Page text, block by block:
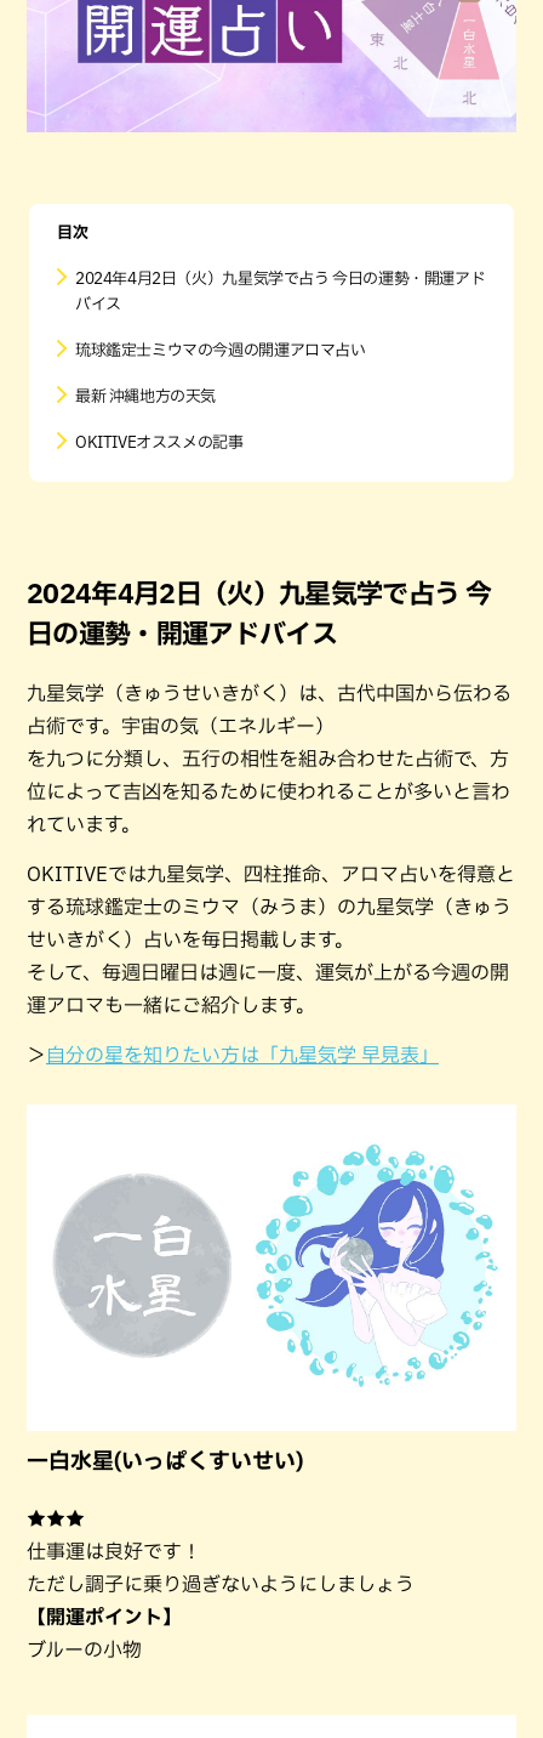
目次
2024年4月2日（火）九星気学で占う 今日の運勢・開運アド
バイス
琉球鑑定士ミウマの今週の開運アロマ占い
最新 沖縄地方の天気
OKITIVEオススメの記事
2024年4月2日（火）九星気学で占う 今
日の運勢・開運アドバイス
九星気学（きゅうせいきがく）は、古代中国から伝わる
占術です。宇宙の気（エネルギー）
を九つに分類し、五行の相性を組み合わせた占術で、方
位によって吉凶を知るために使われることが多いと言わ
れています。
OKITIVEでは九星気学、四柱推命、アロマ占いを得意と
する琉球鑑定士のミウマ（みうま）の九星気学（きゅう
せいきがく）占いを毎日掲載します。
そして、毎週日曜日は週に一度、運気が上がる今週の開
運アロマも一緒にご紹介します。
＞ 自分の星を知りたい方は「九星気学 早見表」
一白水星(いっぱくすいせい)
★★★
仕事運は良好です！
ただし調子に乗り過ぎないようにしましょう
【開運ポイント】
ブルーの小物